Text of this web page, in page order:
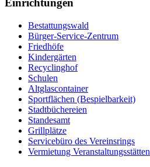
Einrichtungen
Bestattungswald
Bürger-Service-Zentrum
Friedhöfe
Kindergärten
Recyclinghof
Schulen
Altglascontainer
Sportflächen (Bespielbarkeit)
Stadtbüchereien
Standesamt
Grillplätze
Servicebüro des Vereinsrings
Vermietung Veranstaltungsstätten